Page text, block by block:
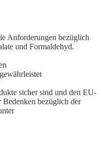
Anforderungen bezüglich
und Formaldehyd.
sicher sind und den EU-
Bedenken bezüglich der